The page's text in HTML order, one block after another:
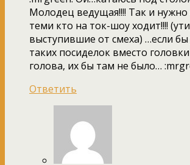
Молодец ведущая!!!! Так и нужно
теми кто на ток-шоу ходит!!!!
выступившие от смеха) …если бы
таких посиделок вместо
голова, их бы там не было…
Ответить